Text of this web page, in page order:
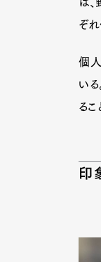
は
ぞ
個
い
る
印